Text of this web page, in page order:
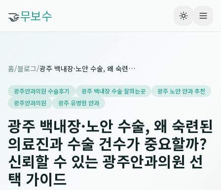
🤝무보수
홈/블로그/ 광주 백내장·노안 수술, 왜 숙련된 의료진과 수술 건수가 중요할까? 신뢰할 수 있는 광주안과의원 선택 가이드
광주안과의원 수술후기 광주 백내장 수술 잘하는곳
광주 노안 안과 추천
광주안과의원
광주 유명한 안과
광주 백내장·노안 수술, 왜 숙련된
의료진과 수술 건수가 중요할까?
신뢰할 수 있는 광주안과의원 선
택 가이드